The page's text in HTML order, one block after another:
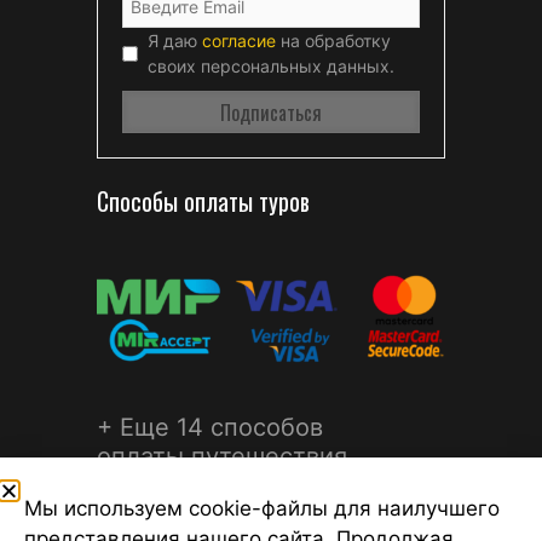
Я даю согласие на обработку
своих персональных данных.
Способы оплаты туров
+ Еще 14 способов
оплаты путешествия
Мы используем cookie-файлы для наилучшего